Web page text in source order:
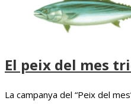
El peix del mes
La campanya del “Peix del